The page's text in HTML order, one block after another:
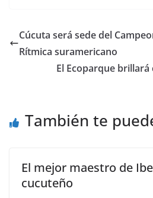
Cúcuta será sede del
Rítmica suramericano
El Ecoparque brillará
También te
El mejor maestro de
cucuteño